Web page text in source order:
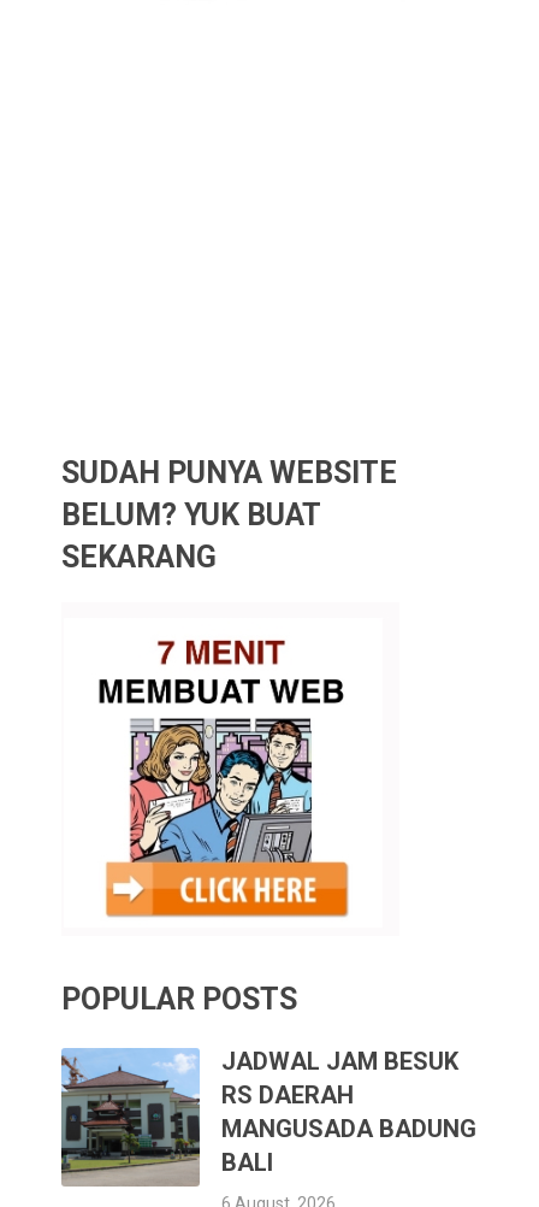
SUDAH PUNYA WEBSITE
BELUM? YUK BUAT
SEKARANG
POPULAR POSTS
JADWAL JAM BESUK
RS DAERAH
MANGUSADA BADUNG
BALI